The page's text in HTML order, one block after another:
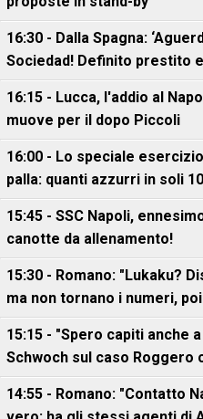
16:30 - Dalla Spagna:
Sociedad! Definito prestito
16:15 - Lucca, l'addio al
muove per il dopo Piccoli
16:00 - Lo speciale
palla: quanti azzurri in soli
15:45 - SSC Napoli,
canotte da allenamento!
15:30 - Romano: "Lukaku?
ma non tornano i numeri,
15:15 - "Spero capiti anche
Schwoch sul caso Roggero
14:55 - Romano: "Contatto